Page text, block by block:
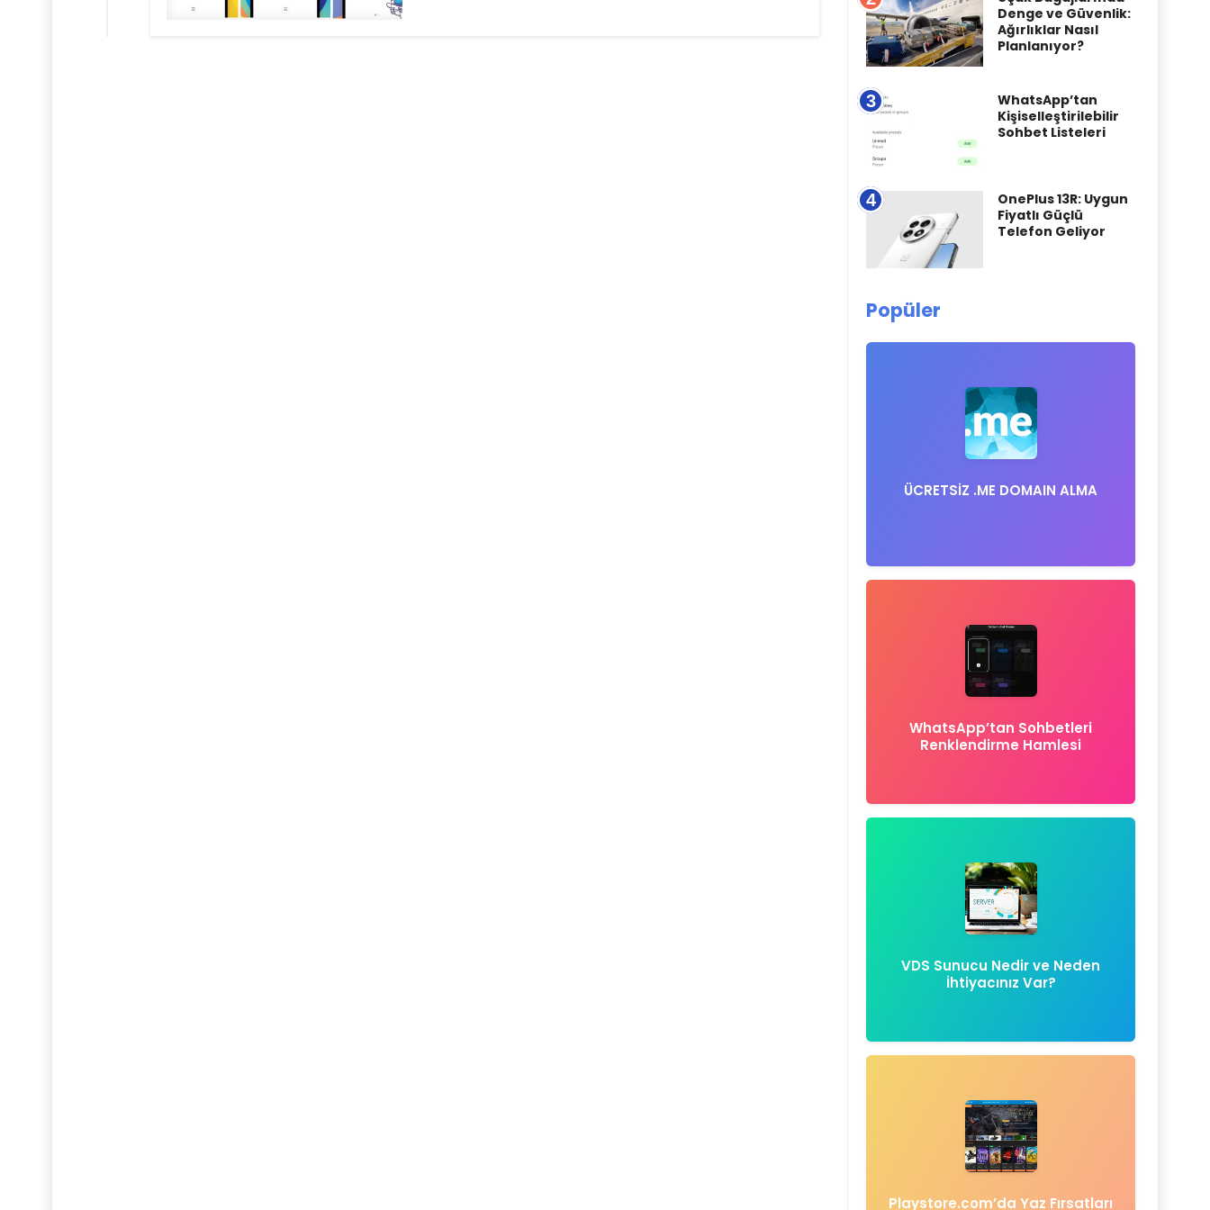
Denge ve Güvenlik:
Ağırlıklar Nasıl
Planlanıyor?
3
WhatsApp’tan
Kişiselleştirilebilir
Sohbet Listeleri
4
OnePlus 13R: Uygun
Fiyatlı Güçlü
Telefon Geliyor
Popüler
ÜCRETSİZ .ME DOMAIN ALMA
WhatsApp’tan Sohbetleri
Renklendirme Hamlesi
VDS Sunucu Nedir ve Neden
İhtiyacınız Var?
Playstore.com’da Yaz Fırsatları